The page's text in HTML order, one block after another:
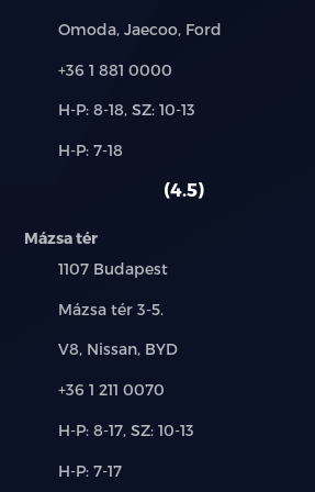
Állítható magasságú vezetőülés
Automata 2 zónás
Automatikusan sötétedő belső
40/20/40 arányban dönthető
Tempomat sebességhatárolóval
Márkák:
Omoda, Jaecoo, Ford
Telefon:
+36 1 881 0000
Új-
használt
H-P: 8-18, SZ: 10-13
Alkatrész,
H-P: 7-18
4.5
Mázsa tér
Település:
1107 Budapest
Cím:
Mázsa tér 3-5.
Márkák:
V8, Nissan, BYD
Telefon:
+36 1 211 0070
Új-
használt
H-P: 8-17, SZ: 10-13
Alkatrész,
H-P: 7-17